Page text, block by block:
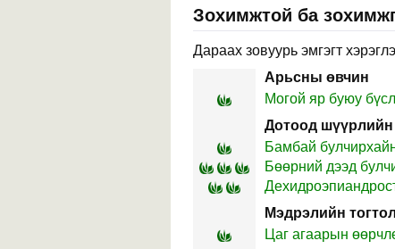
Зохимжтой ба
Дараах зовуурь эмгэгт
Арьсны өвчин
Могой яр буюу
Дотоод
Бамбай
Бөөрний дээд
Мэдрэлийн
Цаг агаарын